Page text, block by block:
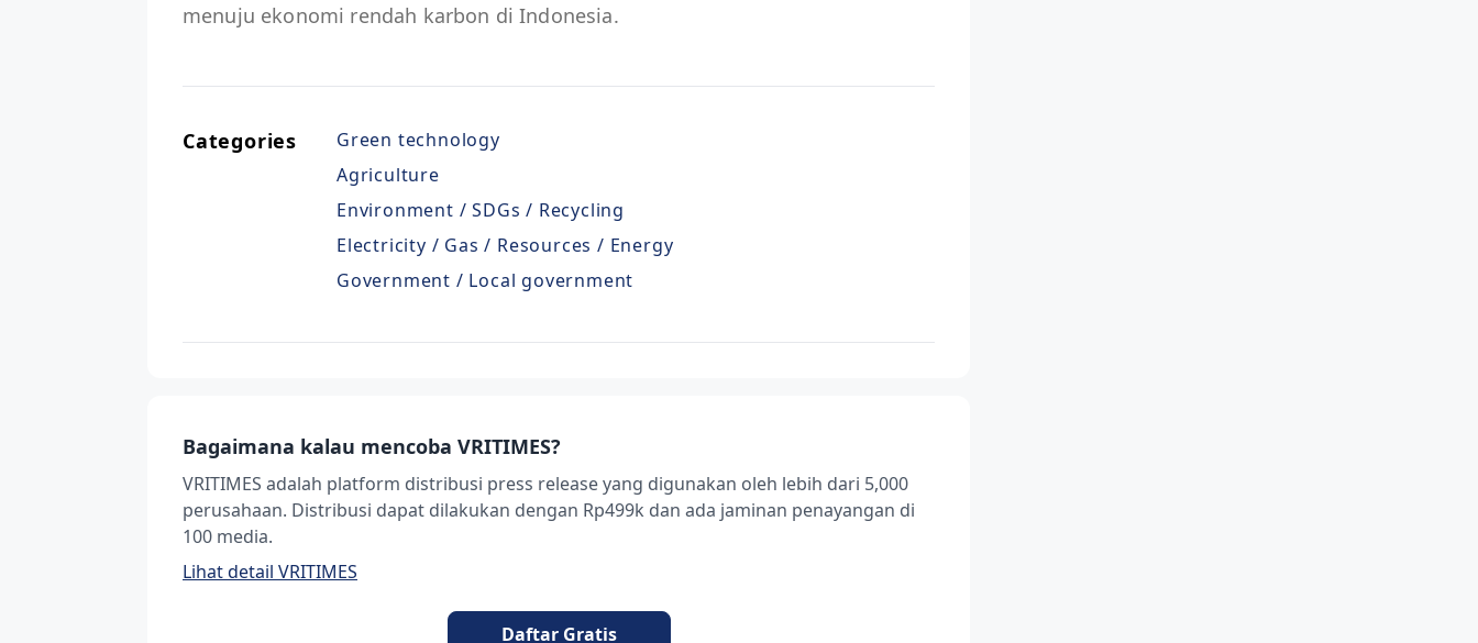
menuju ekonomi rendah karbon di Indonesia.
Categories
Green technology
Agriculture
Environment / SDGs / Recycling
Electricity / Gas / Resources / Energy
Government / Local government
Bagaimana kalau mencoba VRITIMES?
VRITIMES adalah platform distribusi press release yang digunakan oleh lebih dari 5,000
perusahaan. Distribusi dapat dilakukan dengan Rp499k dan ada jaminan penayangan di
100 media.
Lihat detail VRITIMES
Daftar Gratis